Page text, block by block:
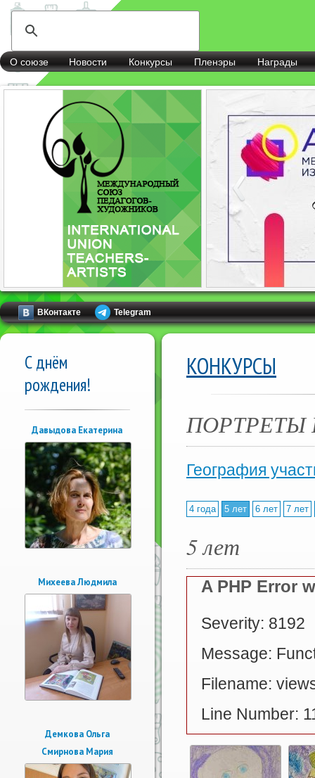
О союзе Новости Конкурсы Пленэры Награды
ВКонтакте Telegram
С днём
рождения!
Давыдова Екатерина
Михеева Людмила
Демкова Ольга
Смирнова Мария
КОНКУРСЫ
ПОРТРЕТЫ
География
4 года 5 лет 6 лет 7 лет
5 лет
A PHP Error
Severity: 8192
Message:
Filename:
Line Number: